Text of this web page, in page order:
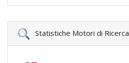
Statistiche Motori di Ricerca